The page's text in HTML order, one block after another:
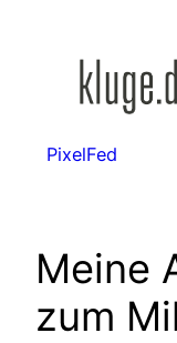
PixelFed
Meine
zum